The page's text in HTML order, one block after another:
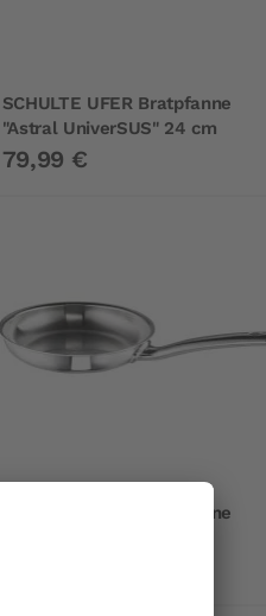
SCHULTE UFER Bratpfanne
"Astral UniverSUS" 24 cm
79,99 €
SCHULTE UFER Bratpfanne